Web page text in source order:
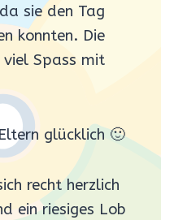
sie den Tag
konnten. Die
viel Spass mit
glücklich 🙂
recht herzlich
ein riesiges Lob